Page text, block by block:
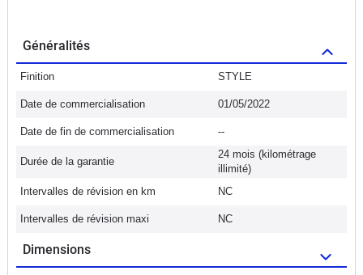
Généralités
Finition STYLE
Date de commercialisation 01/05/2022
Date de fin de commercialisation --
Durée de la garantie
24 mois (kilométrage
illimité)
Intervalles de révision en km
NC
Intervalles de révision maxi NC
Dimensions